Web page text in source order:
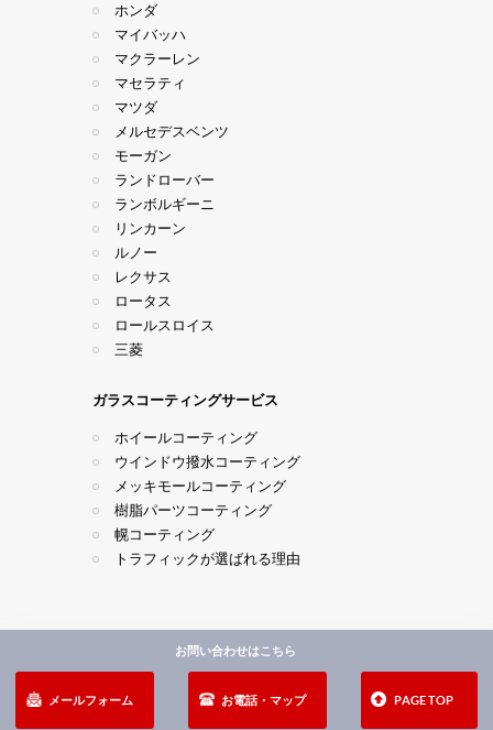
お問い合わせはこちら
メールフォーム お電話・マップ PAGE TOP
ホンダ
マイバッハ
マクラーレン
マセラティ
マツダ
メルセデスベンツ
モーガン
ランドローバー
ランボルギーニ
リンカーン
ルノー
レクサス
ロータス
ロールスロイス
三菱
ガラスコーティングサービス
ホイールコーティング
ウインドウ撥水コーティング
メッキモールコーティング
樹脂パーツコーティング
幌コーティング
トラフィックが選ばれる理由
COPYRIGHT © 2026カーコーティング トラフィック公式
ブログ